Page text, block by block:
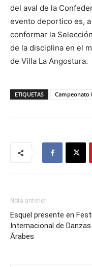
del aval de la
evento deportico es,
conformar la
de la disciplina en el
de Villa La Angostura.
ETIQUETAS Campeonato
Nota anterior
Esquel presente en
Internacional de Danzas
Árabes